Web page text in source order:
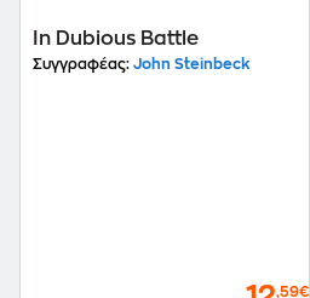
In Dubious Battle
Συγγραφέας: John Steinbeck
,59€